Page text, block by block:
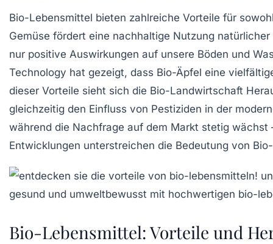
Bio-Lebensmittel bieten zahlreiche Vorteile für
Gemüse fördert eine nachhaltige Nutzung
nur positive Auswirkungen auf unsere Böden und
Technology hat gezeigt, dass Bio-Äpfel eine
dieser Vorteile sieht sich die Bio-Landwirtschaft
gleichzeitig den Einfluss von Pestiziden in der
während die Nachfrage auf dem Markt stetig
Entwicklungen unterstreichen die Bedeutung von
Bio-Lebensmittel: Vorteile und